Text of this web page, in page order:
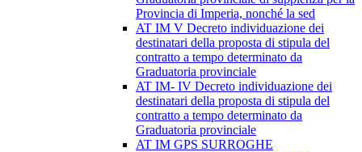
Provincia di Imperia, nonché la sed
AT IM V Decreto individuazione dei
destinatari della proposta di stipula del
contratto a tempo determinato da
Graduatoria provinciale
AT IM- IV Decreto individuazione dei
destinatari della proposta di stipula del
contratto a tempo determinato da
Graduatoria provinciale
AT IM GPS SURROGHE